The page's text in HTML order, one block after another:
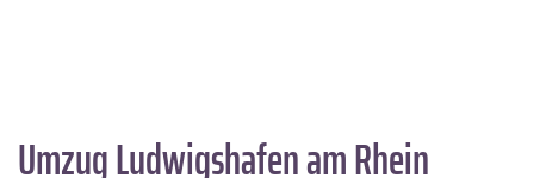
Umzug Ludwigshafen am Rhein